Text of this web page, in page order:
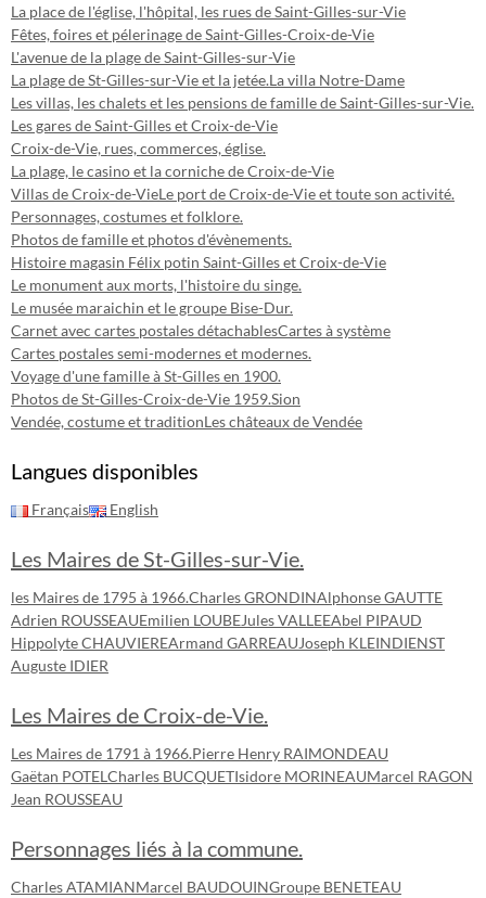
La place de l'église, l'hôpital, les rues de Saint-Gilles-sur-Vie
Fêtes, foires et pélerinage de Saint-Gilles-Croix-de-Vie
L'avenue de la plage de Saint-Gilles-sur-Vie
La plage de St-Gilles-sur-Vie et la jetée.La villa Notre-Dame
Les villas, les chalets et les pensions de famille de Saint-Gilles-sur-Vie.
Les gares de Saint-Gilles et Croix-de-Vie
Croix-de-Vie, rues, commerces, église.
La plage, le casino et la corniche de Croix-de-Vie
Villas de Croix-de-VieLe port de Croix-de-Vie et toute son activité.
Personnages, costumes et folklore.
Photos de famille et photos d'évènements.
Histoire magasin Félix potin Saint-Gilles et Croix-de-Vie
Le monument aux morts, l'histoire du singe.
Le musée maraichin et le groupe Bise-Dur.
Carnet avec cartes postales détachablesCartes à système
Cartes postales semi-modernes et modernes.
Voyage d'une famille à St-Gilles en 1900.
Photos de St-Gilles-Croix-de-Vie 1959.Sion
Vendée, costume et traditionLes châteaux de Vendée
Langues disponibles
Français English
Les Maires de St-Gilles-sur-Vie.
les Maires de 1795 à 1966.Charles GRONDINAlphonse GAUTTE
Adrien ROUSSEAUEmilien LOUBEJules VALLEEAbel PIPAUD
Hippolyte CHAUVIEREArmand GARREAUJoseph KLEINDIENST
Auguste IDIER
Les Maires de Croix-de-Vie.
Les Maires de 1791 à 1966.Pierre Henry RAIMONDEAU
Gaëtan POTEL Charles BUCQUETIsidore MORINEAUMarcel RAGON
Jean ROUSSEAU
Personnages liés à la commune.
Charles ATAMIANMarcel BAUDOUINGroupe BENETEAU